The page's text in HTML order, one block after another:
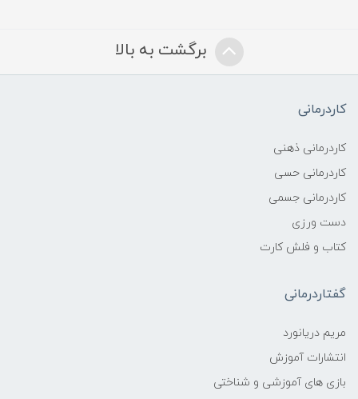
برگشت به بالا
کاردرمانی
کاردرمانی ذهنی
کاردرمانی حسی
کاردرمانی جسمی
دست ورزی
کتاب و فلش کارت
گفتاردرمانی
مریم دریانورد
انتشارات آموزش
بازی های آموزشی و شناختی